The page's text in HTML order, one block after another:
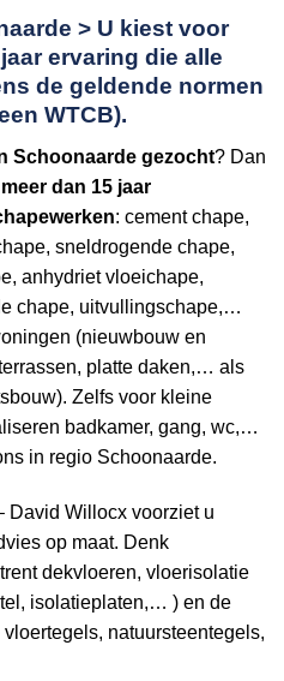
> U kiest voor
ervaring die alle
de geldende normen
WTCB).
Schoonaarde gezocht? Dan
meer dan 15 jaar
: cement chape,
sneldrogende chape,
anhydriet vloeichape,
chape, uitvullingschape,…
(nieuwbouw en
platte daken,… als
Zelfs voor kleine
badkamer, gang, wc,…
in regio Schoonaarde.
David Willocx voorziet u
op maat. Denk
dekvloeren, vloerisolatie
isolatieplaten,… ) en de
natuursteentegels,